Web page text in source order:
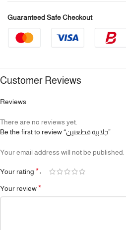
Guaranteed Safe Checkout
Customer Reviews
Reviews
There are no reviews yet.
Be the first to review “جلابية قطعتين”
Your email address will not be published.
Your rating *
Your review*